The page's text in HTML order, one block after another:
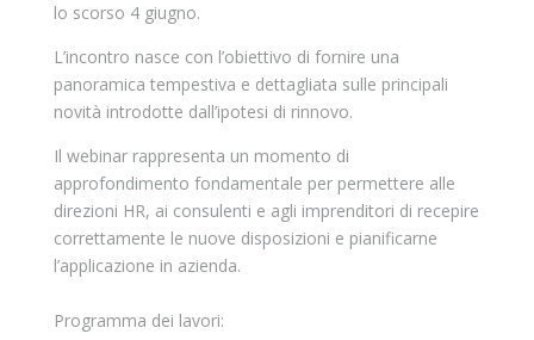
lo scorso 4 giugno.
L’incontro nasce con l’obiettivo di fornire una
panoramica tempestiva e dettagliata sulle principali
novità introdotte dall’ipotesi di rinnovo.
Il webinar rappresenta un momento di
approfondimento fondamentale per permettere alle
direzioni HR, ai consulenti e agli imprenditori di recepire
correttamente le nuove disposizioni e pianificarne
l’applicazione in azienda.
Programma dei lavori: